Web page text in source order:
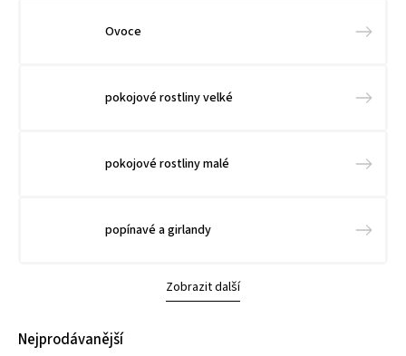
Ovoce
pokojové rostliny velké
pokojové rostliny malé
popínavé a girlandy
Zobrazit další
Nejprodávanější